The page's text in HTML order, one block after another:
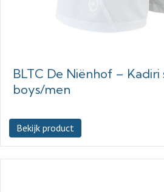
BLTC De Niënhof –
boys/men
Bekijk product